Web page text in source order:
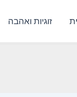
זוגיות ואהבה